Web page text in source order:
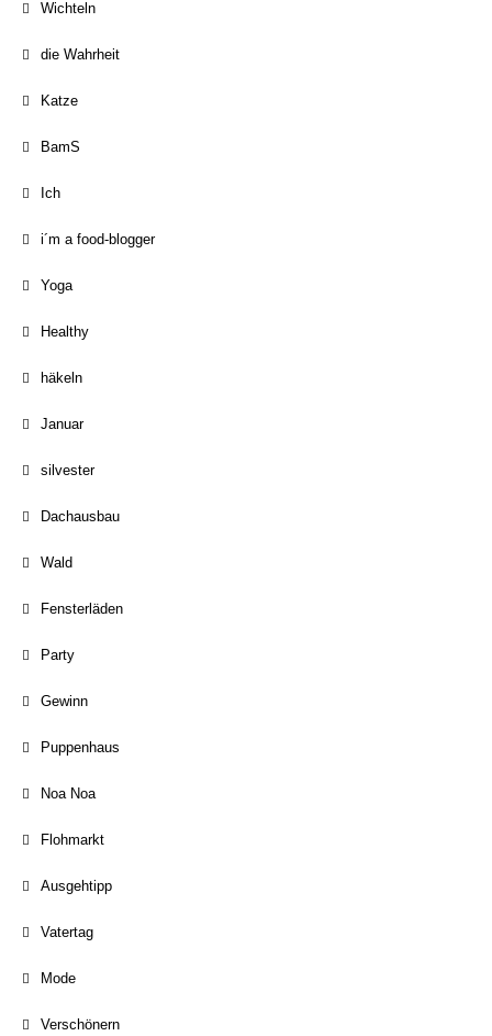
Wichteln
die Wahrheit
Katze
BamS
Ich
i´m a food-blogger
Yoga
Healthy
häkeln
Januar
silvester
Dachausbau
Wald
Fensterläden
Party
Gewinn
Puppenhaus
Noa Noa
Flohmarkt
Ausgehtipp
Vatertag
Mode
Verschönern